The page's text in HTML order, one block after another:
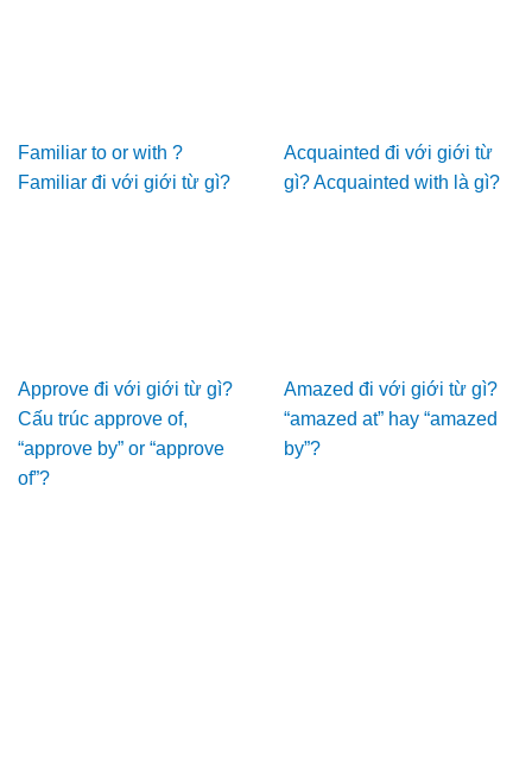
Familiar to or with ?
Familiar đi với giới từ gì?
Acquainted đi với giới từ
gì? Acquainted with là gì?
Approve đi với giới từ gì?
Cấu trúc approve of,
“approve by” or “approve
of”?
Amazed đi với giới từ gì?
“amazed at” hay “amazed
by”?